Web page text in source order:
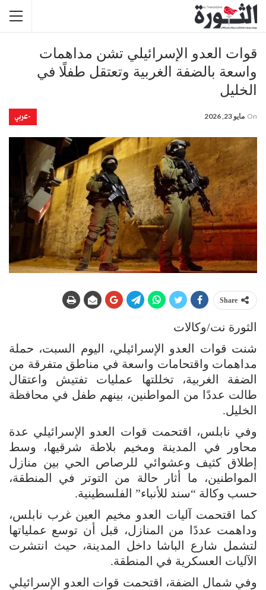
قوات العدو الإسرائيلي تشن مداهمات
واسعة بالضفة الغربية وتعتقل طفلًا في
الخليل
-عربي On مايو 23, 2026
Share
الثورة نت/وكالات
شنت قوات العدو الإسرائيلي، اليوم السبت، حملة
مداهمات واقتحامات واسعة في مناطق متفرقة من
الضفة الغربية، تخللتها عمليات تفتيش واعتقال
طالت عددًا من المواطنين، بينهم طفل في محافظة
الخليل.
وفي نابلس، اقتحمت قوات العدو الإسرائيلي عدة
محاور في المدينة ومخيم بلاطة شرقيها، وسط
إطلاق كثيف وعشوائي للرصاص الحي بين منازل
المواطنين، ما أثار حالة من التوتر في المنطقة،
حسب وكالة “سند للأنباء” الفلسطينية.
كما اقتحمت آليات العدو مخيم العين غرب نابلس،
وداهمت عددًا من المنازل، قبل أن توسع عملياتها
لتشمل شارع الباشا داخل المدينة، حيث انتشرت
الآليات العسكرية في المنطقة.
وفي شمال الضفة، اقتحمت قوات العدو الإسرائيلي